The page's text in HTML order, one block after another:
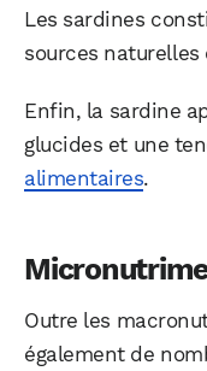
Les sardines
sources naturelles
Enfin, la sardine
glucides et une
alimentaires.
Outre les
également de